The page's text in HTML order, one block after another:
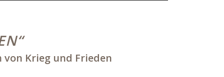
Krieg und Frieden